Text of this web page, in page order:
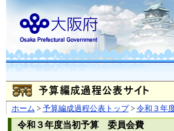
ホーム > 予算編成過程公表トップ> 令和３年
令和３年度当初予算 委員会費